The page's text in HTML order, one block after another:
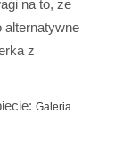
na to, że
alternatywne
z
Galeria